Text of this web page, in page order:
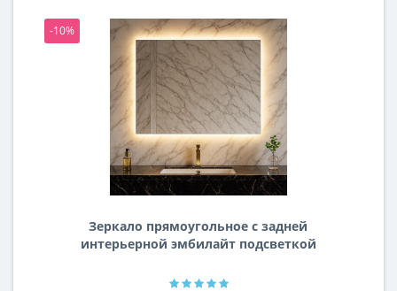
-10%
Зеркало прямоугольное с задней
интерьерной эмбилайт подсветкой